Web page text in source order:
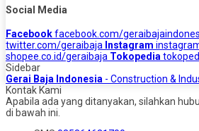
Social Media
Facebookfacebook.com/
twitter.com/geraibaja Instagram
shopee.co.id/geraibaja Tokopedia
Sidebar
Gerai Baja Indonesia - Construction &
Kontak Kami
Apabila ada yang ditanyakan, silahkan
di bawah ini.